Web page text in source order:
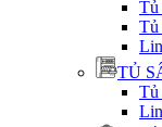
Tủ
Tủ
TỦ
Tủ